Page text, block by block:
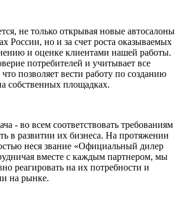
не только открывая новые автосалоны
России, но и за счет роста оказываемых
и оценке клиентами нашей работы.
потребителей и учитывает все
позволяет вести работу по созданию
собственных площадках.
- во всем соответствовать требованиям
в развитии их бизнеса. На протяжении
неся звание «Официальный дилер
вместе с каждым партнером, мы
реагировать на их потребности и
на рынке.